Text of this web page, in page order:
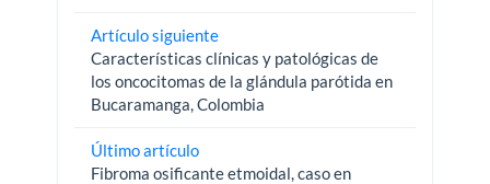
Artículo siguiente
Características clínicas y patológicas de
los oncocitomas de la glándula parótida en
Bucaramanga, Colombia
Último artículo
Fibroma osificante etmoidal, caso en